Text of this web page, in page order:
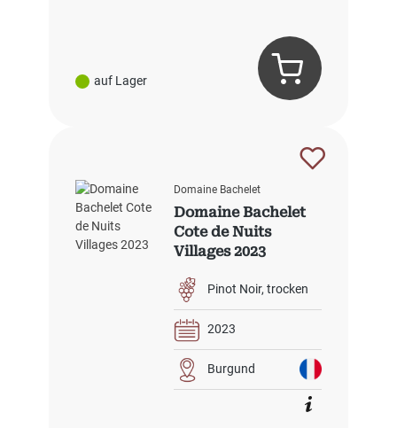
auf Lager
Domaine Bachelet
Domaine Bachelet
Cote de Nuits
Villages 2023
Pinot Noir trocken
2023
Burgund